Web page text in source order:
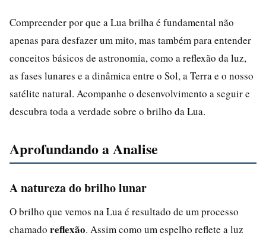
Compreender por que a Lua brilha é fundamental não
apenas para desfazer um mito, mas também para entender
conceitos básicos de astronomia, como a reflexão da luz,
as fases lunares e a dinâmica entre o Sol, a Terra e o nosso
satélite natural. Acompanhe o desenvolvimento a seguir e
descubra toda a verdade sobre o brilho da Lua.
Aprofundando a Analise
A natureza do brilho lunar
O brilho que vemos na Lua é resultado de um processo
chamado reflexão. Assim como um espelho reflete a luz